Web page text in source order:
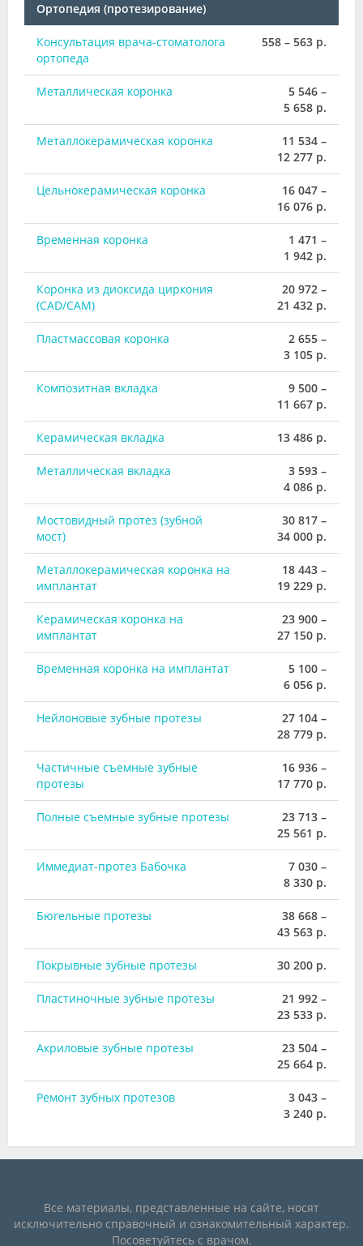
Ортопедия (протезирование)
Консультация врача-стоматолога
ортопеда
558 – 563 р.
Металлическая коронка
5 546 –
5 658 р.
Металлокерамическая коронка
11 534 –
12 277 р.
Цельнокерамическая коронка
16 047 –
16 076 р.
Временная коронка
1 471 –
1 942 р.
Коронка из диоксида циркония
(CAD/CAM)
20 972 –
21 432 р.
Пластмассовая коронка
2 655 –
3 105 р.
Композитная вкладка
9 500 –
11 667 р.
Керамическая вкладка 13 486 р.
Металлическая вкладка
3 593 –
4 086 р.
Мостовидный протез (зубной
мост)
30 817 –
34 000 р.
Металлокерамическая коронка на
имплантат
18 443 –
19 229 р.
Керамическая коронка на
имплантат
23 900 –
27 150 р.
Временная коронка на имплантат
5 100 –
6 056 р.
Нейлоновые зубные протезы
27 104 –
28 779 р.
Частичные съемные зубные
протезы
16 936 –
17 770 р.
Полные съемные зубные протезы
23 713 –
25 561 р.
Иммедиат-протез Бабочка
7 030 –
8 330 р.
Бюгельные протезы
38 668 –
43 563 р.
Покрывные зубные протезы 30 200 р.
Пластиночные зубные протезы
21 992 –
23 533 р.
Акриловые зубные протезы
23 504 –
25 664 р.
Ремонт зубных протезов
3 043 –
3 240 р.
Все материалы, представленные на сайте, носят
исключительно справочный и ознакомительный характер.
Посоветуйтесь с врачом.